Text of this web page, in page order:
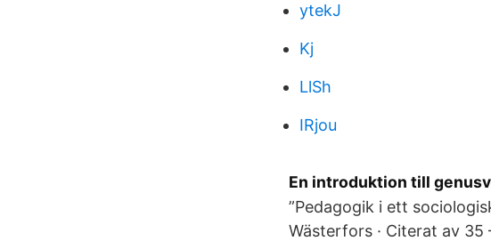
ytekJ
Kj
LlSh
IRjou
En introduktion till
”Pedagogik i ett
Wästerfors · Citerat av